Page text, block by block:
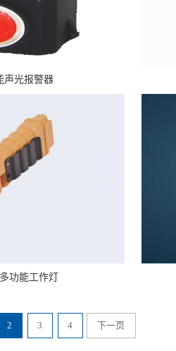
声光报警器
功能工作灯
2 3 4 下一页